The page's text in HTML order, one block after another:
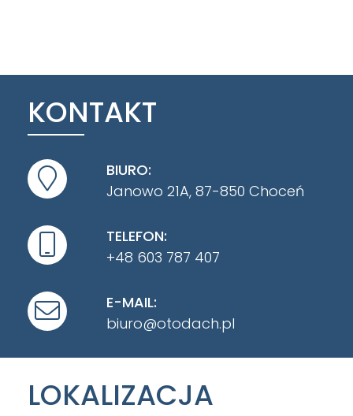
KONTAKT
BIURO:
Janowo 21A, 87-850 Choceń
TELEFON:
+48 603 787 407
E-MAIL:
biuro@otodach.pl
LOKALIZACJA